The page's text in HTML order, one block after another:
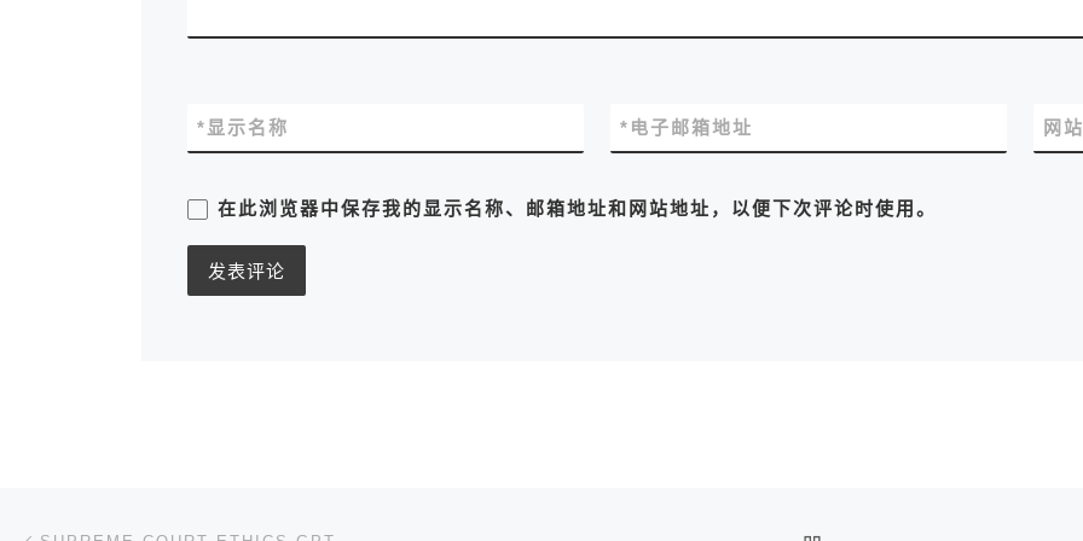
显示名称
* 电子邮箱地址
* 网
在此浏览器中保存我的显示名称、邮箱地址和网站地址，以便下次评论时使用。
文章导航